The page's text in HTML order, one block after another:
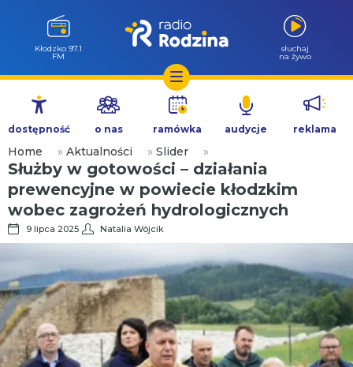
Przejdź
treści
Kłodzko 97.1
FM
słuchaj
na żywo
dostępność o nas ramówka audycje reklama
Home » Aktualności » Slider »
Służby w gotowości – działania
prewencyjne w powiecie kłodzkim
wobec zagrożeń hydrologicznych
9 lipca 2025 Natalia Wójcik